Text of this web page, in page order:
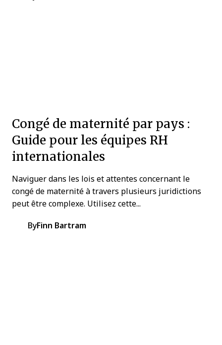
Congé de maternité par pays :
Guide pour les équipes RH
internationales
Naviguer dans les lois et attentes concernant le
congé de maternité à travers plusieurs juridictions
peut être complexe. Utilisez cette...
ByFinn Bartram